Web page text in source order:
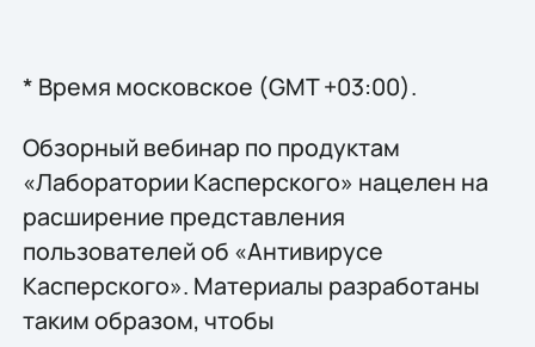
* Время московское (GMT +03:00).
Обзорный вебинар по продуктам
«Лаборатории Касперского» нацелен на
расширение представления
пользователей об «Антивирусе
Касперского». Материалы разработаны
таким образом, чтобы